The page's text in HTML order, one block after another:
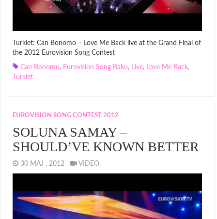
Turkiet: Can Bonomo – Love Me Back live at the Grand Final of
the 2012 Eurovision Song Contest
Can Bonomo, Eurovision Song Baku, Live, Love Me Back,
Turkiet
EUROVISION SONG CONTEST 2012
SOLUNA SAMAY –
SHOULD’VE KNOWN BETTER
30 MAJ , 2012 VIDEO